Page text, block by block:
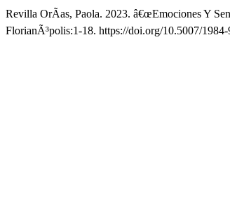
Revilla OrÃ­as, Paola. 2023. â€œEmociones Y
FlorianÃ³polis:1-18. https://doi.org/10.5007/